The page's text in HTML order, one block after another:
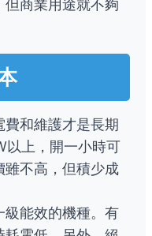
商業用途就不夠
費和維護才是長期
以上，開一小時可
雖不高，但積少成
級能效的機種。有